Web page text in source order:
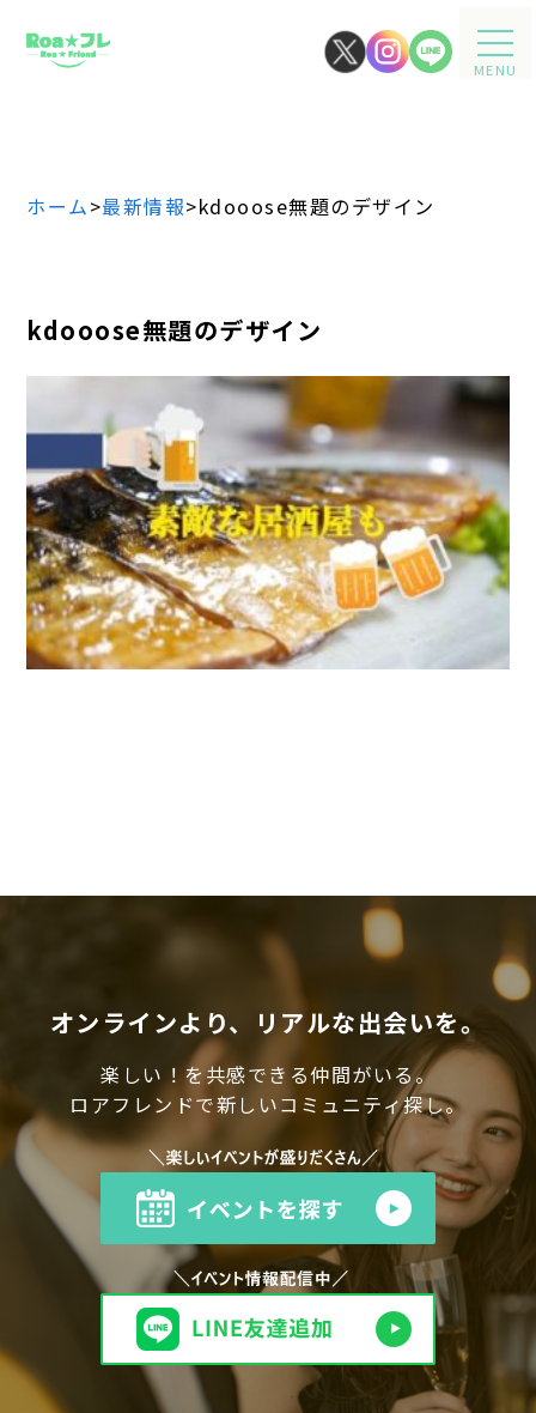
MENU
ホーム>最新情報>kdooose無題のデザイン
kdooose無題のデザイン
オンラインより、リアルな出会いを。
楽しい！を共感できる仲間がいる。
ロアフレンドで新しいコミュニティ探し。